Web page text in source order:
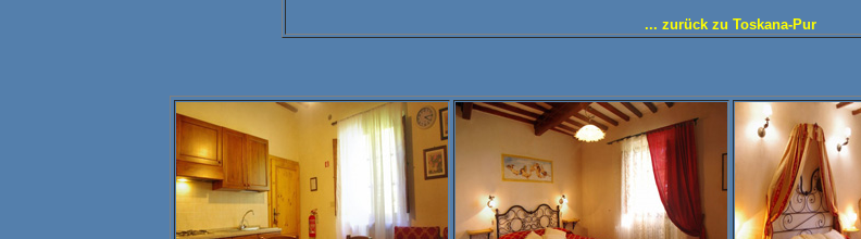
... zurück zu Toskana-Pur